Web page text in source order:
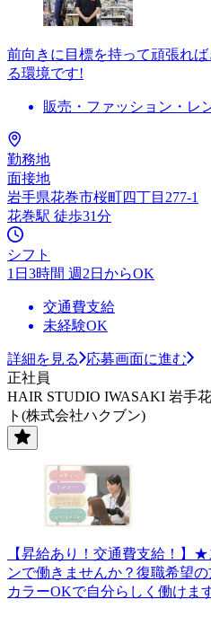
前向きに目標を持って頑張れ
る環境です!
販売・ファッション・レ
勤務地
面接地
岩手県花巻市桜町四丁目277-1
花巻駅 徒歩31分
シフト
1日3時間 週2日からOK
交通費支給
未経験OK
詳細を見る
応募画面に進む
正社員
HAIR STUDIO IWASAKI 岩手
ト(株式会社ハクブン)
【昇給あり！交通費支給！】
ンで働きませんか？復職希望
カラーOKで自分らしく働けま